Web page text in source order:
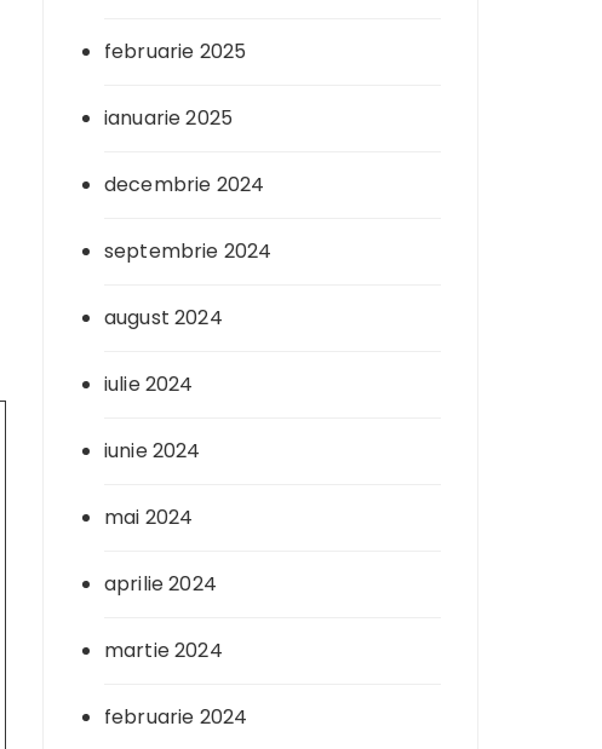
februarie 2025
ianuarie 2025
decembrie 2024
septembrie 2024
august 2024
iulie 2024
iunie 2024
mai 2024
aprilie 2024
martie 2024
februarie 2024